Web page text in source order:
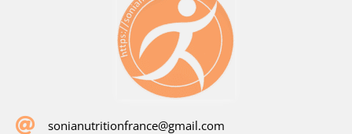
sonianutritionfrance@gmail.com